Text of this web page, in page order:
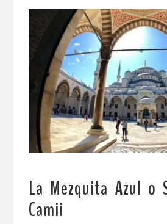
La Mezquita Azul o
Camii